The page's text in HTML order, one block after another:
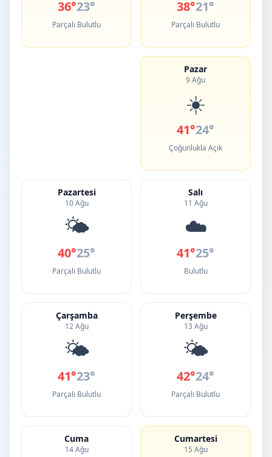
36°23°
Parçalı Bulutlu
38°21°
Parçalı Bulutlu
Pazar
9 Ağu
☀️
41°24°
Çoğunlukla Açık
Pazartesi
10 Ağu
🌤️
40°25°
Parçalı Bulutlu
Salı
11 Ağu
☁️
41°25°
Bulutlu
Çarşamba
12 Ağu
🌤️
41°23°
Parçalı Bulutlu
Perşembe
13 Ağu
🌤️
42°24°
Parçalı Bulutlu
Cuma
14 Ağu
Cumartesi
15 Ağu